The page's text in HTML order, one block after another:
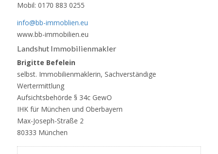
Mobil: 0170 883 0255
info@bb-immoblien.eu
www.bb-immobilien.eu
Landshut Immobilienmakler
Brigitte Befelein
selbst. Immobilienmaklerin, Sachverständige
Wertermittlung
Aufsichtsbehörde § 34c GewO
IHK für München und Oberbayern
Max-Joseph-Straße 2
80333 München